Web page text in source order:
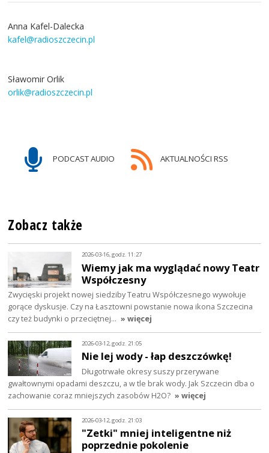
Anna Kafel-Dalecka
kafel@radioszczecin.pl
Sławomir Orlik
orlik@radioszczecin.pl
PODCAST AUDIO AKTUALNOŚCI RSS
Zobacz także
2026-03-16, godz. 11:27
Wiemy jak ma wyglądać nowy Teatr
Współczesny
Zwycięski projekt nowej siedziby Teatru Współczesnego wywołuje
gorące dyskusje. Czy na Łasztowni powstanie nowa ikona Szczecina
czy też budynki o przeciętnej… » więcej
2026-03-12, godz. 21:05
Nie lej wody - łap deszczówkę!
Długotrwałe okresy suszy przerywane
gwałtownymi opadami deszczu, a w tle brak wody. Jak Szczecin dba o
zachowanie coraz mniejszych zasobów H2O? » więcej
2026-03-12, godz. 21:03
"Zetki" mniej inteligentne niż
poprzednie pokolenie